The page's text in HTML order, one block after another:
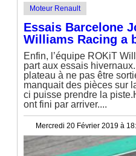
Moteur Renault
Essais Barcelone
Williams Racing a
Enfin, l’équipe ROKiT
part aux essais
plateau à ne pas être
manquait des pièces sur
ci puisse prendre la
ont fini par arriver....
Mercredi 20 Février 2019 à